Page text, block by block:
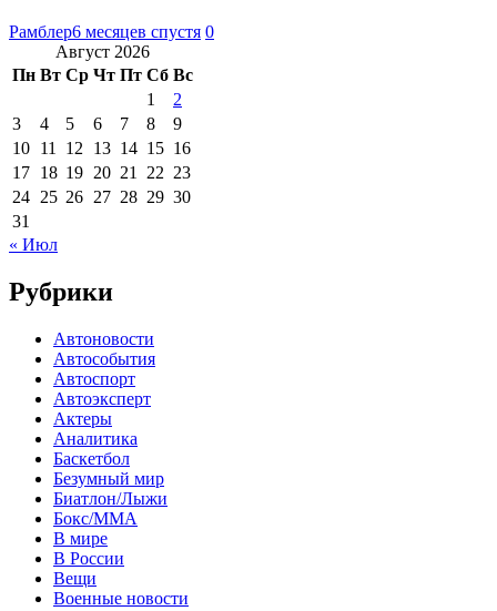
Рамблер6 месяцев спустя 0
Август 2026
Пн Вт Ср Чт Пт Сб Вс
1
2
3
4 5 6 7 8
9
10 11 12 13 14 15 16
17 18 19 20 21 22 23
24 25 26 27 28 29 30
31
« Июл
Рубрики
Автоновости
Автособытия
Автоспорт
Автоэксперт
Актеры
Аналитика
Баскетбол
Безумный мир
Биатлон/Лыжи
Бокс/MMA
В мире
В России
Вещи
Военные новости